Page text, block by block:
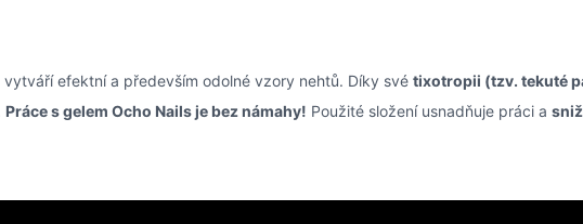
efektní a především odolné vzory nehtů. Díky své tixotropii (tzv. tekuté
Práce s gelem Ocho Nails je bez námahy! Použité složení usnadňuje práci a